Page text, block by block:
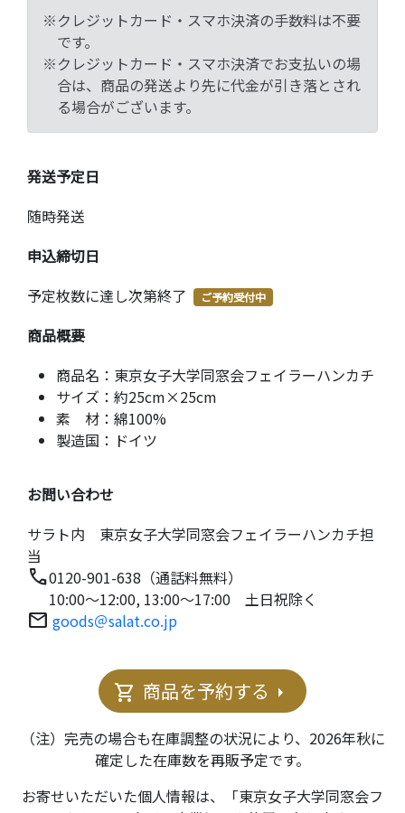
※クレジットカード・スマホ決済の手数料は不要
です。
※クレジットカード・スマホ決済でお支払いの場
合は、商品の発送より先に代金が引き落とされ
る場合がございます。
発送予定日
随時発送
申込締切日
予定枚数に達し次第終了
ご予約受付中
商品概要
商品名： 東京女子大学同窓会フェイラーハンカチ
サイズ： 約25cm×25cm
素 材： 綿100%
製造国： ドイツ
お問い合わせ
サラト内 東京女子大学同窓会フェイラーハンカチ担
当
call0120-901-638（通話料無料）
10:00～12:00, 13:00～17:00 土日祝除く
mail goods＠salat.co.jp
shopping_cart 商品を予約する arrow_right
（注）完売の場合も在庫調整の状況により、2026年秋に
確定した在庫数を再販予定です。
お寄せいただいた個人情報は、「東京女子大学同窓会フ